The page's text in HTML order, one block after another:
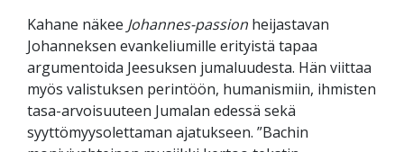
Kahane näkee Johannes-passion heijastavan
Johanneksen evankeliumille erityistä tapaa
argumentoida Jeesuksen jumaluudesta. Hän viittaa
myös valistuksen perintöön, humanismiin, ihmisten
tasa-arvoisuuteen Jumalan edessä sekä
syyttömyysolettaman ajatukseen. ”Bachin